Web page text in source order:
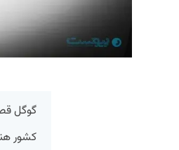
گوگل
کشور